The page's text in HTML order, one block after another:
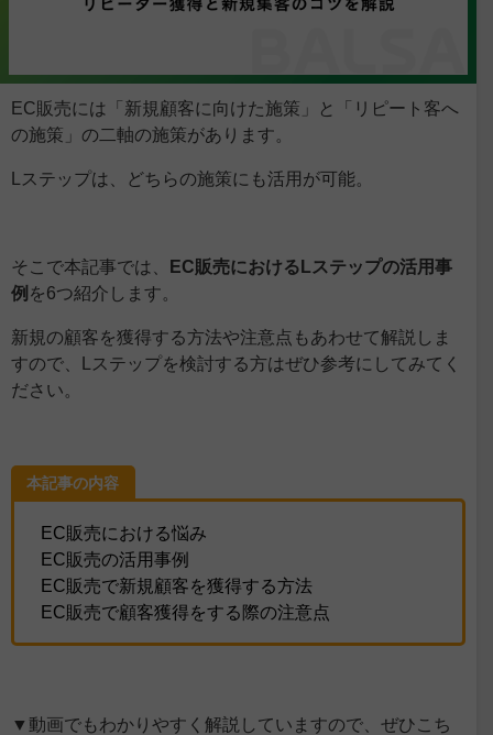
EC販売には「新規顧客に向けた施策」と「リピート客へ
の施策」の二軸の施策があります。
Lステップは、どちらの施策にも活用が可能。
そこで本記事では、
EC販売におけるLステップの活用事
例 を6つ紹介します。
新規の顧客を獲得する方法や注意点もあわせて解説しま
すので、Lステップを検討する方はぜひ参考にしてみてく
ださい。
本記事の内容
EC販売における悩み
EC販売の活用事例
EC販売で新規顧客を獲得する方法
EC販売で顧客獲得をする際の注意点
▼動画でもわかりやすく解説していますので、ぜひこち